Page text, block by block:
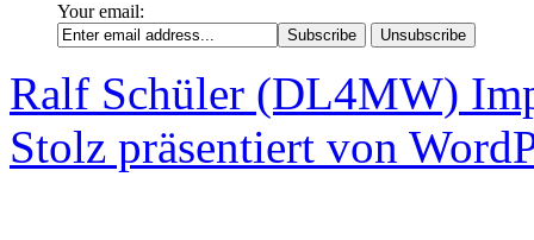
Your email:
Ralf Schüler (DL4MW)
Stolz präsentiert von